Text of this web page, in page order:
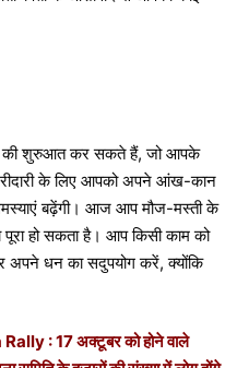
की शुरुआत कर सकते हैं, जो आपके
के लिए आपको अपने आंख-कान
बढ़ेंगी। आज आप मौज-मस्ती के
हो सकता है। आप किसी काम को
धन का सदुपयोग करें, क्योंकि
: 17 अक्टूबर को होने वाले